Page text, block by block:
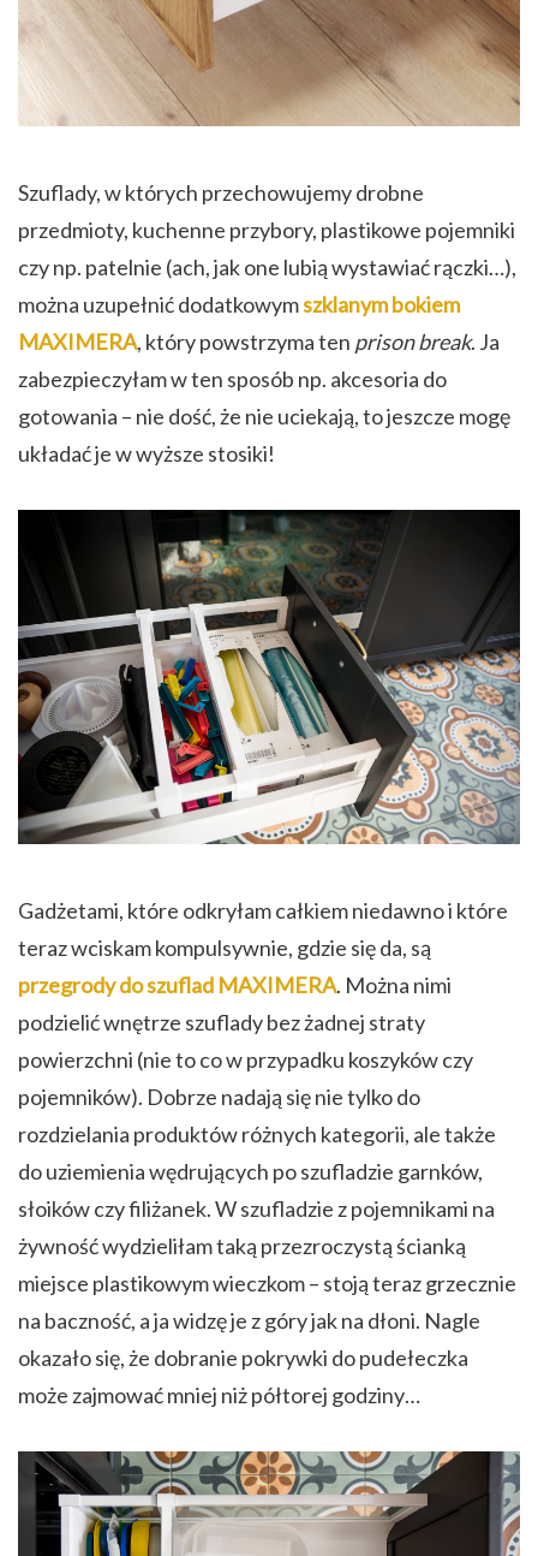
Szuflady, w których przechowujemy drobne
przedmioty, kuchenne przybory, plastikowe pojemniki
czy np. patelnie (ach, jak one lubią wystawiać rączki…),
można uzupełnić dodatkowymszklanym bokiem
MAXIMERA, który powstrzyma ten prison break. Ja
zabezpieczyłam w ten sposób np. akcesoria do
gotowania – nie dość, że nie uciekają, to jeszcze mogę
układać je w wyższe stosiki!
Gadżetami, które odkryłam całkiem niedawno i które
teraz wciskam kompulsywnie, gdzie się da, są
przegrody do szuflad MAXIMERA. Można nimi
podzielić wnętrze szuflady bez żadnej straty
powierzchni (nie to co w przypadku koszyków czy
pojemników). Dobrze nadają się nie tylko do
rozdzielania produktów różnych kategorii, ale także
do uziemienia wędrujących po szufladzie garnków,
słoików czy filiżanek. W szufladzie z pojemnikami na
żywność wydzieliłam taką przezroczystą ścianką
miejsce plastikowym wieczkom – stoją teraz grzecznie
na baczność, a ja widzę je z góry jak na dłoni. Nagle
okazało się, że dobranie pokrywki do pudełeczka
może zajmować mniej niż półtorej godziny…